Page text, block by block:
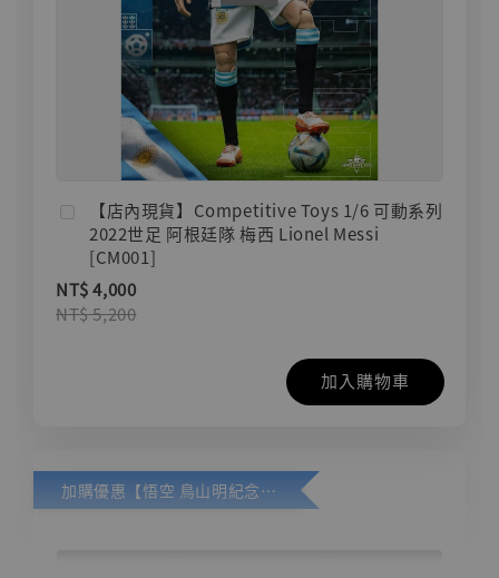
【店內現貨】Competitive Toys 1/6 可動系列
2022世足 阿根廷隊 梅西 Lionel Messi
[CM001]
NT$ 4,000
NT$ 5,200
加入購物車
加購優惠【悟空 鳥山明紀念款 [奇蹟工作室]】